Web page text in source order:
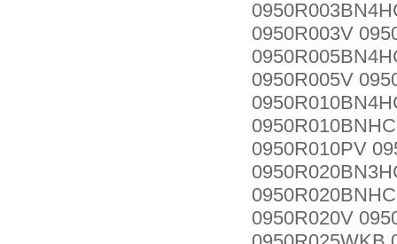
0950R003V
0950R005V
0950R010PV
0950R020V